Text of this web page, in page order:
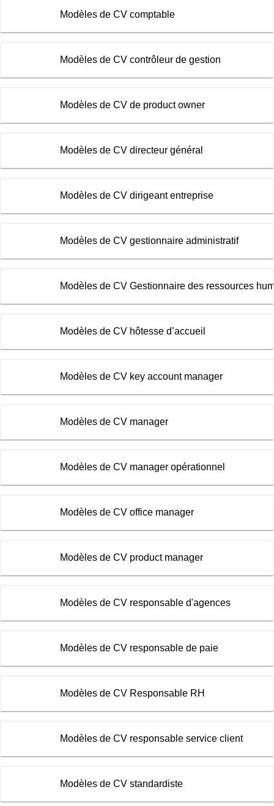
Modèles de CV comptable
Modèles de CV contrôleur de gestion
Modèles de CV de product owner
Modèles de CV directeur général
Modèles de CV dirigeant entreprise
Modèles de CV gestionnaire administratif
Modèles de CV Gestionnaire des ressources
Modèles de CV hôtesse d’accueil
Modèles de CV key account manager
Modèles de CV manager
Modèles de CV manager opérationnel
Modèles de CV office manager
Modèles de CV product manager
Modèles de CV responsable d'agences
Modèles de CV responsable de paie
Modèles de CV Responsable RH
Modèles de CV responsable service client
Modèles de CV standardiste